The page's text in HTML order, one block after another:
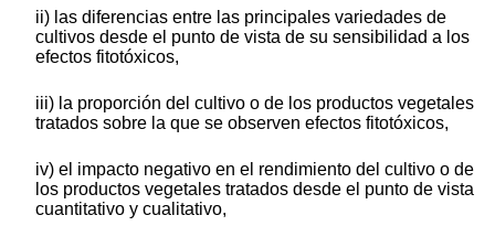
ii) las diferencias entre las principales variedades de
cultivos desde el punto de vista de su sensibilidad a los
efectos fitotóxicos,
iii) la proporción del cultivo o de los productos vegetales
tratados sobre la que se observen efectos fitotóxicos,
iv) el impacto negativo en el rendimiento del cultivo o de
los productos vegetales tratados desde el punto de vista
cuantitativo y cualitativo,